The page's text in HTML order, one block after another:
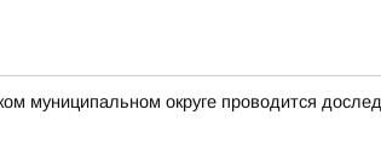
муниципальном округе проводится